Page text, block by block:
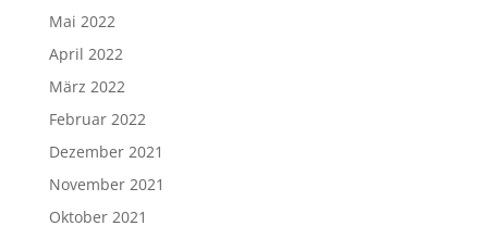
Mai 2022
April 2022
März 2022
Februar 2022
Dezember 2021
November 2021
Oktober 2021